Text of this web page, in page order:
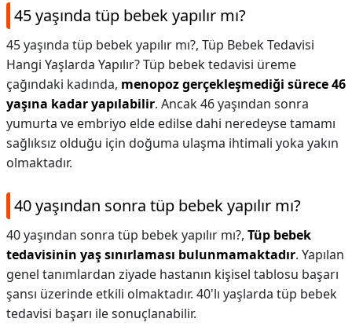
45 yaşında tüp bebek yapılır mı?
45 yaşında tüp bebek yapılır mı?, Tüp Bebek Tedavisi
Hangi Yaşlarda Yapılır? Tüp bebek tedavisi üreme
çağındaki kadında, menopoz gerçekleşmediği sürece 46
yaşına kadar yapılabilir. Ancak 46 yaşından sonra
yumurta ve embriyo elde edilse dahi neredeyse tamamı
sağlıksız olduğu için doğuma ulaşma ihtimali yoka yakın
olmaktadır.
40 yaşından sonra tüp bebek yapılır mı?
40 yaşından sonra tüp bebek yapılır mı?, Tüp bebek
tedavisinin yaş sınırlaması bulunmamaktadır. Yapılan
genel tanımlardan ziyade hastanın kişisel tablosu başarı
şansı üzerinde etkili olmaktadır. 40'lı yaşlarda tüp bebek
tedavisi başarı ile sonuçlanabilir.